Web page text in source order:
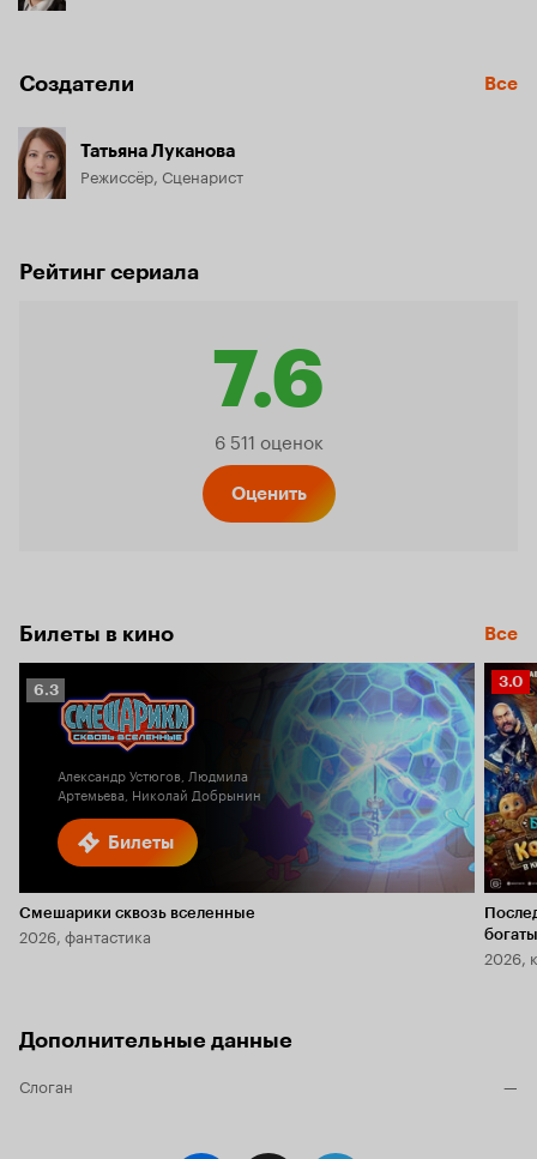
Создатели Все
Татьяна Луканова
Режиссёр, Сценарист
Рейтинг сериала
7.6
Рейтинг
6 511 оценок
Оценить
Билеты в кино Все
Билеты
Рейтинг
Кинопоиска
6.3
Александр Устюгов, Людмила
Артемьева, Николай Добрынин
Смешарики сквозь вселенные
2026, фантастика
3.0
3.0
2026,
Дополнительные данные
Слоган —